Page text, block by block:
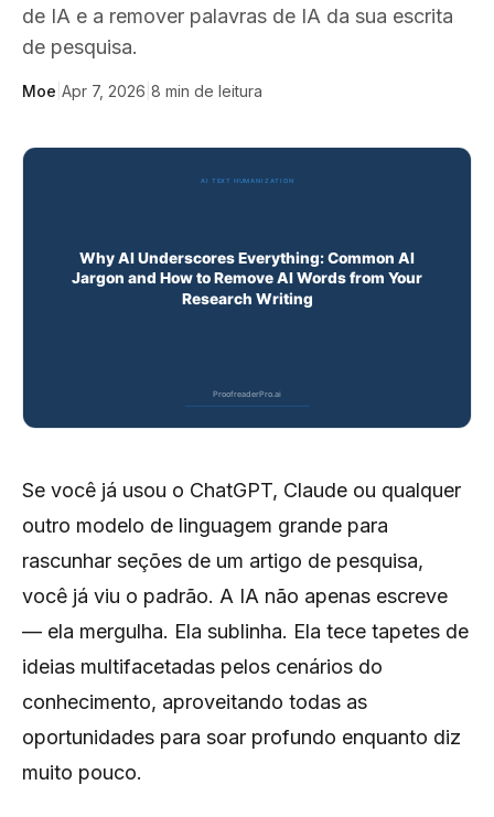
de IA e a remover palavras de IA da sua escrita
de pesquisa.
Moe Apr 7, 2026 8 min de leitura
Se você já usou o ChatGPT, Claude ou qualquer
outro modelo de linguagem grande para
rascunhar seções de um artigo de pesquisa,
você já viu o padrão. A IA não apenas escreve
— ela mergulha. Ela sublinha. Ela tece tapetes de
ideias multifacetadas pelos cenários do
conhecimento, aproveitando todas as
oportunidades para soar profundo enquanto diz
muito pouco.